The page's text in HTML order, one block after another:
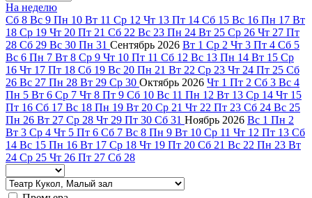
На неделю
Сб 8 Вс 9 Пн 10 Вт 11 Ср 12 Чт 13 Пт 14 Сб 15 Вс 16 Пн 17 Вт
18 Ср 19 Чт 20 Пт 21 Сб 22 Вс 23 Пн 24 Вт 25 Ср 26 Чт 27 Пт
28 Сб 29 Вс 30 Пн 31 Сентябрь 2026 Вт 1 Ср 2 Чт 3 Пт 4 Сб 5
Вс 6 Пн 7 Вт 8 Ср 9 Чт 10 Пт 11 Сб 12 Вс 13 Пн 14 Вт 15 Ср
16 Чт 17 Пт 18 Сб 19 Вс 20 Пн 21 Вт 22 Ср 23 Чт 24 Пт 25 Сб
26 Вс 27 Пн 28 Вт 29 Ср 30 Октябрь 2026 Чт 1 Пт 2 Сб 3 Вс 4
Пн 5 Вт 6 Ср 7 Чт 8 Пт 9 Сб 10 Вс 11 Пн 12 Вт 13 Ср 14 Чт 15
Пт 16 Сб 17 Вс 18 Пн 19 Вт 20 Ср 21 Чт 22 Пт 23 Сб 24 Вс 25
Пн 26 Вт 27 Ср 28 Чт 29 Пт 30 Сб 31 Ноябрь 2026 Вс 1 Пн 2
Вт 3 Ср 4 Чт 5 Пт 6 Сб 7 Вс 8 Пн 9 Вт 10 Ср 11 Чт 12 Пт 13 Сб
14 Вс 15 Пн 16 Вт 17 Ср 18 Чт 19 Пт 20 Сб 21 Вс 22 Пн 23 Вт
24 Ср 25 Чт 26 Пт 27 Сб 28